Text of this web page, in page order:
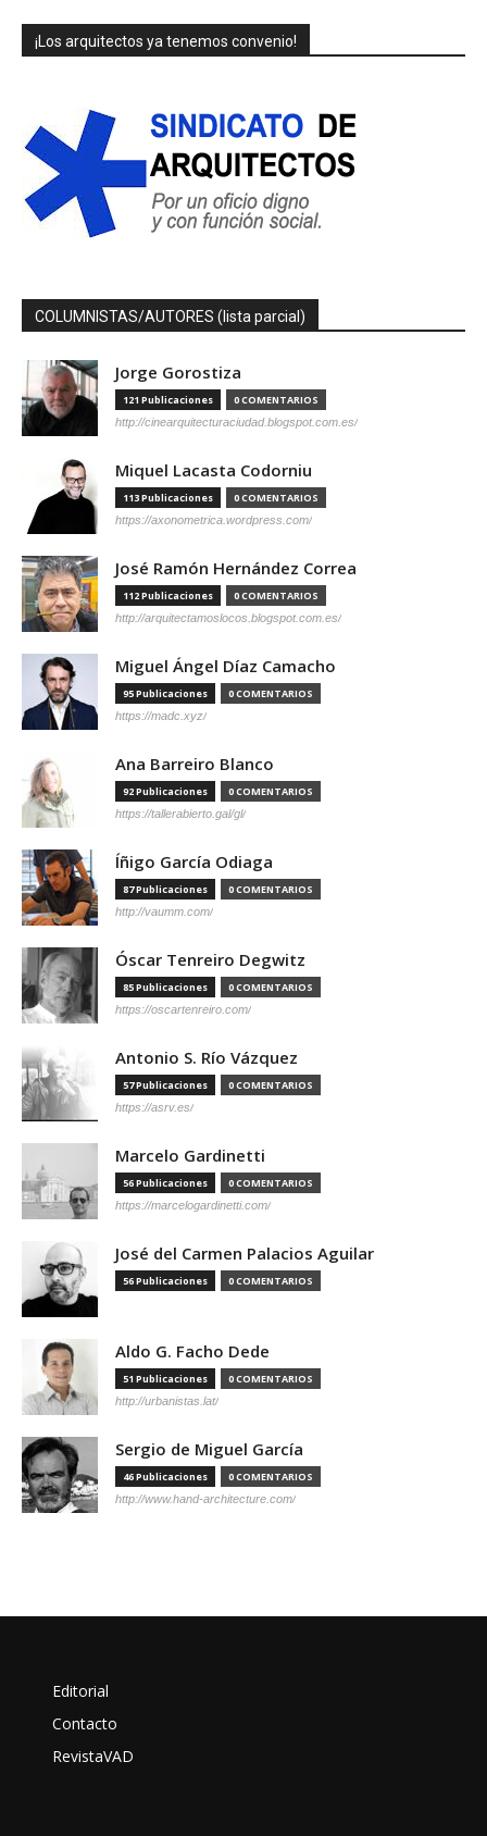
¡Los arquitectos ya tenemos convenio!
COLUMNISTAS/AUTORES (lista parcial)
Jorge Gorostiza
121 Publicaciones 0 COMENTARIOS
http://cinearquitecturaciudad.blogspot.com.es/
Miquel Lacasta Codorniu
113 Publicaciones 0 COMENTARIOS
https://axonometrica.wordpress.com/
José Ramón Hernández Correa
112 Publicaciones 0 COMENTARIOS
http://arquitectamoslocos.blogspot.com.es/
Miguel Ángel Díaz Camacho
95 Publicaciones 0 COMENTARIOS
https://madc.xyz/
Ana Barreiro Blanco
92 Publicaciones 0 COMENTARIOS
https://tallerabierto.gal/gl/
Íñigo García Odiaga
87 Publicaciones 0 COMENTARIOS
http://vaumm.com/
Óscar Tenreiro Degwitz
85 Publicaciones 0 COMENTARIOS
https://oscartenreiro.com/
Antonio S. Río Vázquez
57 Publicaciones 0 COMENTARIOS
https://asrv.es/
Marcelo Gardinetti
56 Publicaciones 0 COMENTARIOS
https://marcelogardinetti.com/
José del Carmen Palacios Aguilar
56 Publicaciones 0 COMENTARIOS
Aldo G. Facho Dede
51 Publicaciones 0 COMENTARIOS
http://urbanistas.lat/
Sergio de Miguel García
46 Publicaciones 0 COMENTARIOS
http://www.hand-architecture.com/
Editorial
Contacto
RevistaVAD